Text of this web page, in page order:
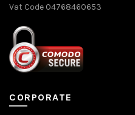
Vat Code 04768460653
CORPORATE